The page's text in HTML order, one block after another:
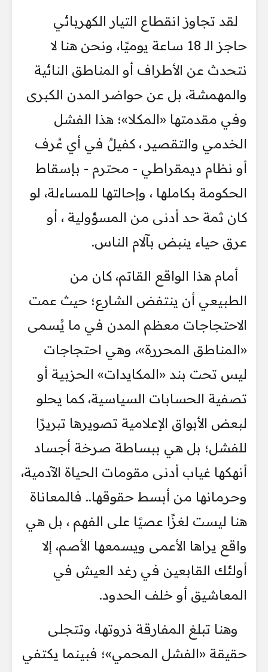
لقد تجاوز انقطاع التيار الكهربائي
حاجز الـ 18 ساعة يوميًا، ونحن هنا لا
نتحدث عن الأطراف أو المناطق النائية
والمهمشة، بل عن حواضر المدن الكبرى
وفي مقدمتها «المكلا»؛ هذا الفشل
الخدمي والتقصير ، كفيلٌ في أي عُرف
أو نظام ديمقراطي - محترم - بإسقاط
الحكومة بكاملها ، وإحالتها للمساءلة، لو
كان ثمة حد أدنى من المسؤولية ، أو
عرق حياء ينبض بآلام الناس.
أمام هذا الواقع القاتم، كان من
الطبيعي أن ينتفض الشارع؛ حيث عمت
الاحتجاجات معظم المدن في ما يُسمى
«المناطق المحررة»، وهي احتجاجات
ليس تحت بند «المكايدات» الحزبية أو
تصفية الحسابات السياسية، كما يحلو
لبعض الأبواق الإعلامية تصويرها تبريرًا
للفشل؛ بل هي ببساطة صرخة أجساد
أنهكها غياب أدنى مقومات الحياة الآدمية،
وحرمانها من أبسط حقوقها.. فالمعاناة
هنا ليست لغزًا عصيًا على الفهم ، بل هي
واقع يراها الأعمى ويسمعها الأصم، إلا
أولئك القابعين في رغد العيش في
المعاشيق أو خلف الحدود.
وهنا تبلغ المفارقة ذروتها، وتتجلى
حقيقة «الفشل المحمي»؛ فبينما يكتفي